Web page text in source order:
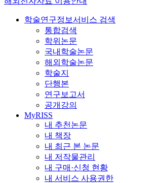
학술연구정보서비스 검색
통합검색
학위논문
국내학술논문
해외학술논문
학술지
단행본
연구보고서
공개강의
MyRISS
내 추천논문
내 책장
내 최근 본 논문
내 저작물관리
내 구매·신청 현황
내 서비스 사용권한